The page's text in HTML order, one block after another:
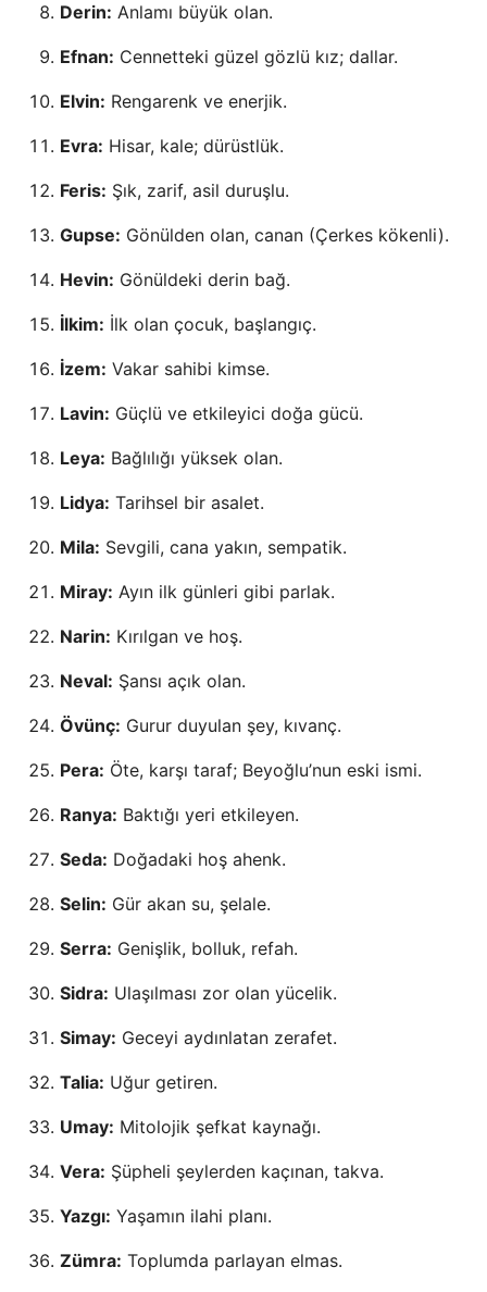
Derin: Anlamı büyük olan.
Efnan: Cennetteki güzel gözlü kız; dallar.
Elvin: Rengarenk ve enerjik.
Evra: Hisar, kale; dürüstlük.
Feris: Şık, zarif, asil duruşlu.
Gupse: Gönülden olan, canan (Çerkes kökenli).
Hevin: Gönüldeki derin bağ.
İlkim: İlk olan çocuk, başlangıç.
İzem: Vakar sahibi kimse.
Lavin: Güçlü ve etkileyici doğa gücü.
Leya: Bağlılığı yüksek olan.
Lidya: Tarihsel bir asalet.
Mila: Sevgili, cana yakın, sempatik.
Miray: Ayın ilk günleri gibi parlak.
Narin: Kırılgan ve hoş.
Neval: Şansı açık olan.
Övünç: Gurur duyulan şey, kıvanç.
Pera: Öte, karşı taraf; Beyoğlu’nun eski ismi.
Ranya: Baktığı yeri etkileyen.
Seda: Doğadaki hoş ahenk.
Selin: Gür akan su, şelale.
Serra: Genişlik, bolluk, refah.
Sidra: Ulaşılması zor olan yücelik.
Simay: Geceyi aydınlatan zerafet.
Talia: Uğur getiren.
Umay: Mitolojik şefkat kaynağı.
Vera: Şüpheli şeylerden kaçınan, takva.
Yazgı: Yaşamın ilahi planı.
Zümra: Toplumda parlayan elmas.